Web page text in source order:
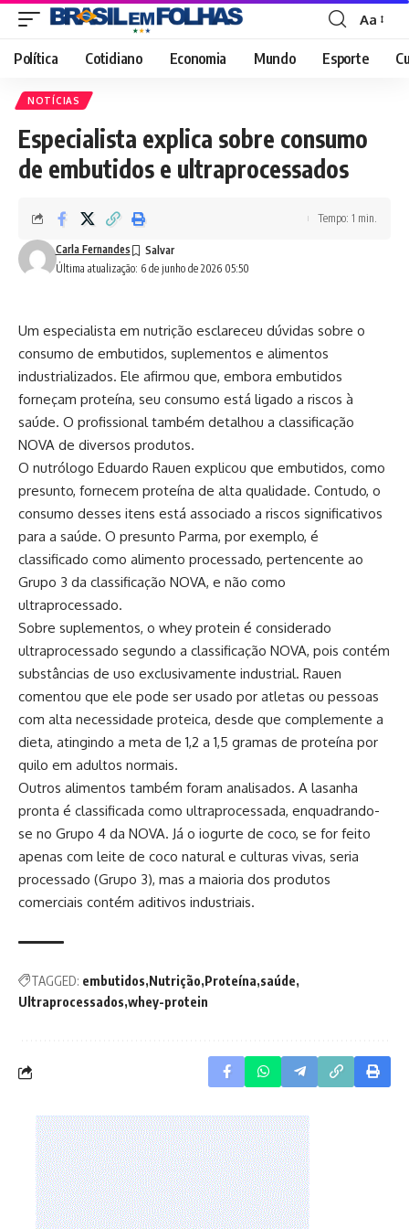
Font
Resizer
Aa
Política Cotidiano Economia Mundo Esporte
NOTÍCIAS
Especialista explica sobre consumo
de embutidos e ultraprocessados
Última atualização: 6 de junho de 2026 05:50
Carla Fernandes
Tempo: 1 min.
Um especialista em nutrição esclareceu dúvidas sobre o
consumo de embutidos, suplementos e alimentos
industrializados. Ele afirmou que, embora embutidos
forneçam proteína, seu consumo está ligado a riscos à
saúde. O profissional também detalhou a classificação
NOVA de diversos produtos.
O nutrólogo Eduardo Rauen explicou que embutidos, como
presunto, fornecem proteína de alta qualidade. Contudo, o
consumo desses itens está associado a riscos significativos
para a saúde. O presunto Parma, por exemplo, é
classificado como alimento processado, pertencente ao
Grupo 3 da classificação NOVA, e não como
ultraprocessado.
Sobre suplementos, o whey protein é considerado
ultraprocessado segundo a classificação NOVA, pois contém
substâncias de uso exclusivamente industrial. Rauen
comentou que ele pode ser usado por atletas ou pessoas
com alta necessidade proteica, desde que complemente a
dieta, atingindo a meta de 1,2 a 1,5 gramas de proteína por
quilo em adultos normais.
Outros alimentos também foram analisados. A lasanha
pronta é classificada como ultraprocessada, enquadrando-
se no Grupo 4 da NOVA. Já o iogurte de coco, se for feito
apenas com leite de coco natural e culturas vivas, seria
processado (Grupo 3), mas a maioria dos produtos
comerciais contém aditivos industriais.
TAGGED: embutidos Nutrição Proteína saúde
Ultraprocessados whey-protein